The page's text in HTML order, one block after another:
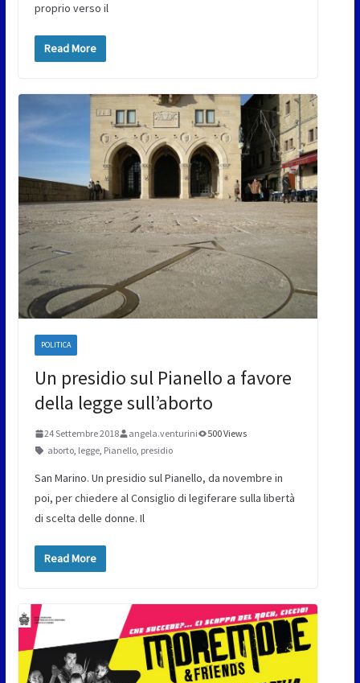
proprio verso il
Read More
POLITICA
Un presidio sul Pianello a favore
della legge sull’aborto
24 Settembre 2018 angela.venturini
500 Views
aborto, legge, Pianello, presidio
San Marino. Un presidio sul Pianello, da novembre in
poi, per chiedere al Consiglio di legiferare sulla libertà
di scelta delle donne. Il
Read More